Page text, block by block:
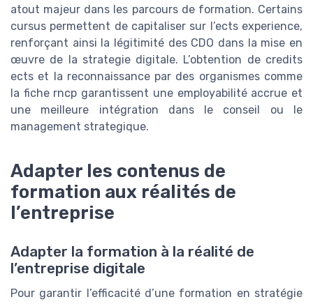
atout majeur dans les parcours de formation. Certains
cursus permettent de capitaliser sur l’ects experience,
renforçant ainsi la légitimité des CDO dans la mise en
œuvre de la strategie digitale. L’obtention de credits
ects et la reconnaissance par des organismes comme
la fiche rncp garantissent une employabilité accrue et
une meilleure intégration dans le conseil ou le
management strategique.
Adapter les contenus de
formation aux réalités de
l’entreprise
Adapter la formation à la réalité de
l’entreprise digitale
Pour garantir l’efficacité d’une formation en stratégie